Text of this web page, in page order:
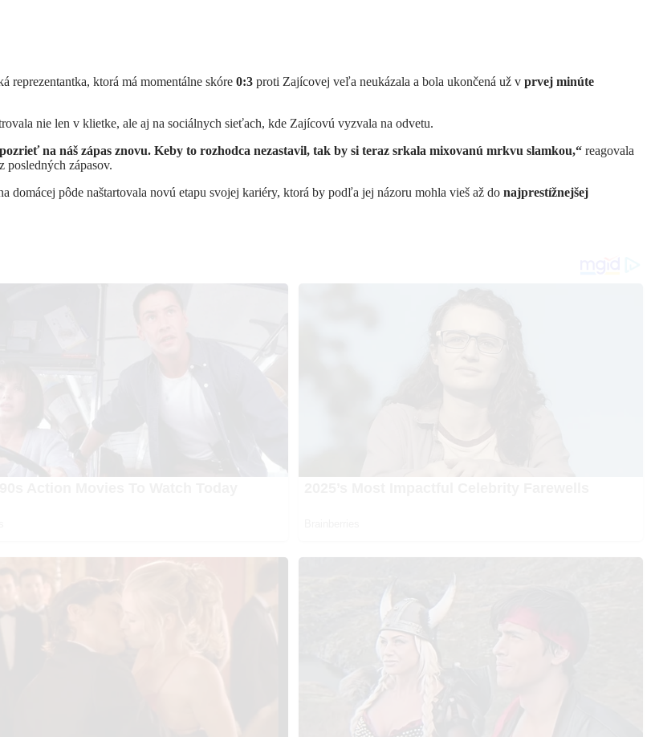
reprezentantka, ktorá má momentálne skóre 0:3 proti Zajícovej veľa neukázala a bola ukončená už v prvej minúte
nie len v klietke, ale aj na sociálnych sieťach, kde Zajícovú vyzvala na odvetu.
na náš zápas znovu. Keby to rozhodca nezastavil, tak by si teraz srkala mixovanú mrkvu slamkou,“ reagovala
posledných zápasov.
domácej pôde naštartovala novú etapu svojej kariéry, ktorá by podľa jej názoru mohla vieš až do najprestížnejšej